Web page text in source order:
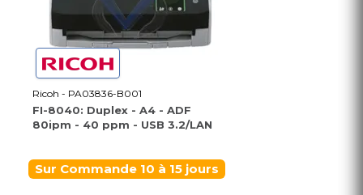
Ricoh - PA03836-B001
FI-8040: Duplex - A4 - ADF
80ipm - 40 ppm - USB 3.2/LAN
Sur Commande 10 à 15 jours